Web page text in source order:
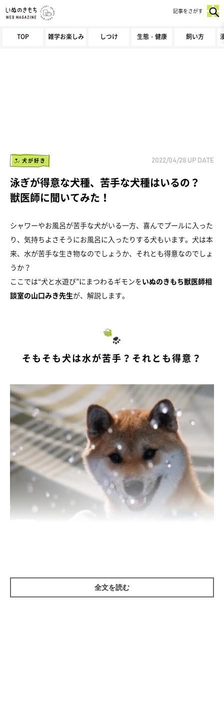
TOP 雑学お楽しみ しつけ 生態・健康 飼い方
記事をさがす
犬が好き 2022/04/28 UP DATE
泳ぎが得意な犬種、苦手な犬種はいるの？
獣医師に聞いてみた！
シャワーやお風呂が苦手な犬がいる一方、喜んでプールに入った
り、気持ちよさそうにお風呂に入ったりする犬もいます。犬は本
来、水が苦手な生き物なのでしょうか、それとも得意なのでしょ
うか？
ここでは“犬と水遊び”にまつわるギモンをいぬのきもち獣医師相
談室の山口みき先生が、解説します。
そもそも犬は水が苦手？それとも得意？
全文を読む